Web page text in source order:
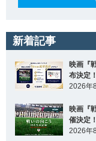
新着記事
映画『
布決定！
2026年
映画『
催決定！
2026年